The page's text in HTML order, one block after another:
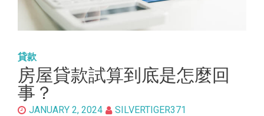
貸款
房屋貸款試算到底是怎麼回
事？
JANUARY 2, 2024
SILVERTIGER371